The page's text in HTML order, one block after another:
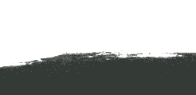
Náhradní díly